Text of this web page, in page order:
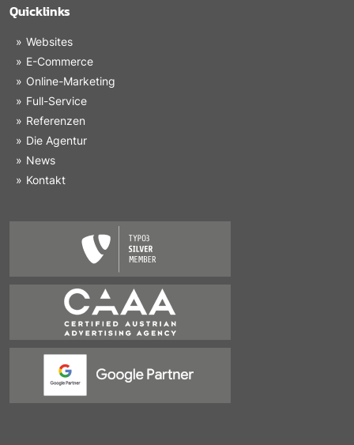
Quicklinks
Websites
E-Commerce
Online-Marketing
Full-Service
Referenzen
Die Agentur
News
Kontakt